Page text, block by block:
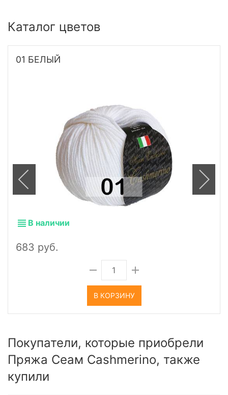
Каталог цветов
01 БЕЛЫЙ
В наличии
683 руб.
В КОРЗИНУ
Покупатели, которые приобрели
Пряжа Сеам Cashmerino, также
купили